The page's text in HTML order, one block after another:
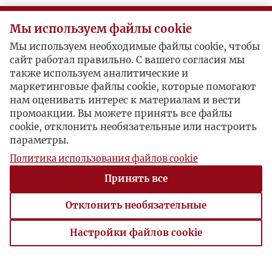
Ł
M
N
O
P
Мы используем файлы cookie
Мы используем необходимые файлы cookie, чтобы
сайт работал правильно. С вашего согласия мы
также используем аналитические и
маркетинговые файлы cookie, которые помогают
нам оценивать интерес к материалам и вести
промоакции. Вы можете принять все файлы
cookie, отклонить необязательные или настроить
параметры.
Политика использования файлов cookie
Принять все
Отклонить необязательные
Настройки файлов cookie
Настройки файлов cookie